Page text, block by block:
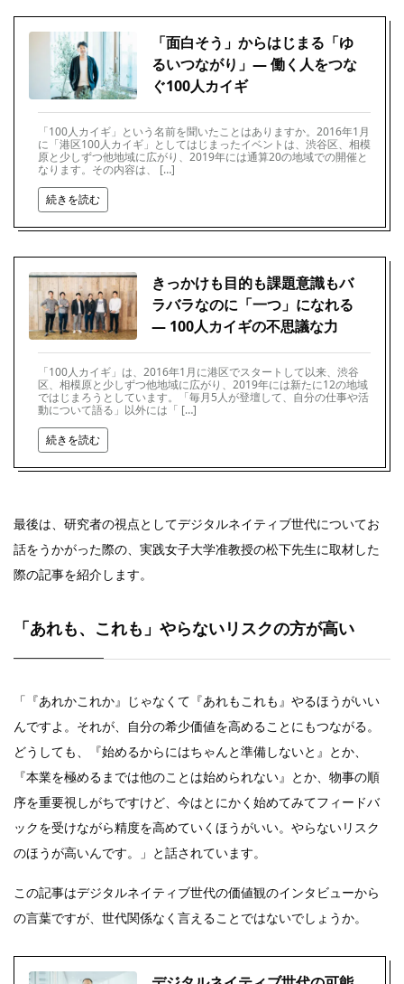
「面白そう」からはじまる「ゆ
るいつながり」― 働く人をつな
ぐ100人カイギ
「100人カイギ」という名前を聞いたことはありますか。2016年1月
に「港区100人カイギ」としてはじまったイベントは、渋谷区、相模
原と少しずつ他地域に広がり、2019年には通算20の地域での開催と
なります。その内容は、 […]
続きを読む
きっかけも目的も課題意識もバ
ラバラなのに「一つ」になれる
― 100人カイギの不思議な力
「100人カイギ」は、2016年1月に港区でスタートして以来、渋谷
区、相模原と少しずつ他地域に広がり、2019年には新たに12の地域
ではじまろうとしています。「毎月5人が登壇して、自分の仕事や活
動について語る」以外には「 […]
続きを読む
最後は、研究者の視点としてデジタルネイティブ世代についてお
話をうかがった際の、実践女子大学准教授の松下先生に取材した
際の記事を紹介します。
「あれも、これも」やらないリスクの方が高い
「『あれかこれか』じゃなくて『あれもこれも』やるほうがいい
んですよ。それが、自分の希少価値を高めることにもつながる。
どうしても、『始めるからにはちゃんと準備しないと』とか、
『本業を極めるまでは他のことは始められない』とか、物事の順
序を重要視しがちですけど、今はとにかく始めてみてフィードバ
ックを受けながら精度を高めていくほうがいい。やらないリスク
のほうが高いんです。」と話されています。
この記事はデジタルネイティブ世代の価値観のインタビューから
の言葉ですが、世代関係なく言えることではないでしょうか。